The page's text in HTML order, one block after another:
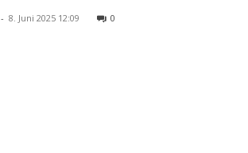
- 8. Juni 2025 12:09 0